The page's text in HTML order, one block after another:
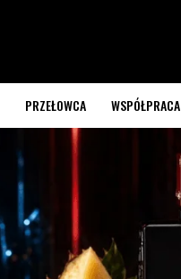
PRZEŁOWCA WSPÓŁPRACA